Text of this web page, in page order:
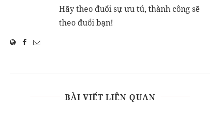
Hãy theo đuổi sự ưu tú, thành công sẽ
theo đuổi bạn!
BÀI VIẾT LIÊN QUAN